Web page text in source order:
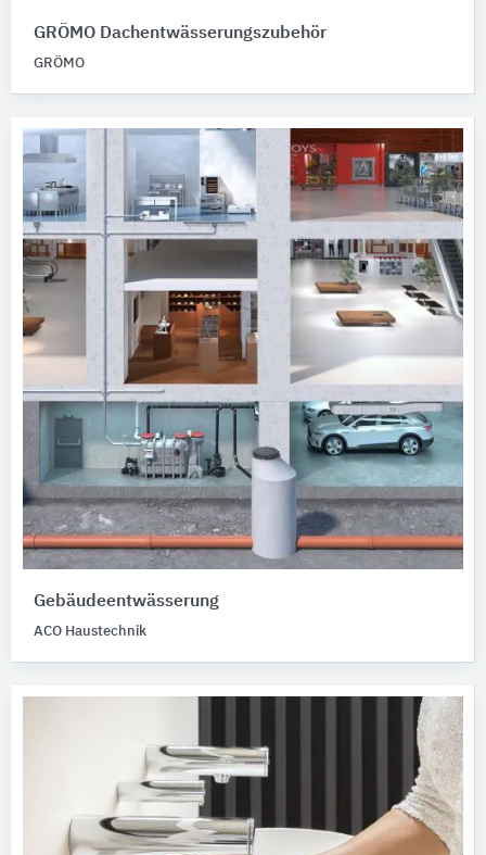
GRÖMO Dachentwässerungszubehör
GRÖMO
Gebäudeentwässerung
ACO Haustechnik